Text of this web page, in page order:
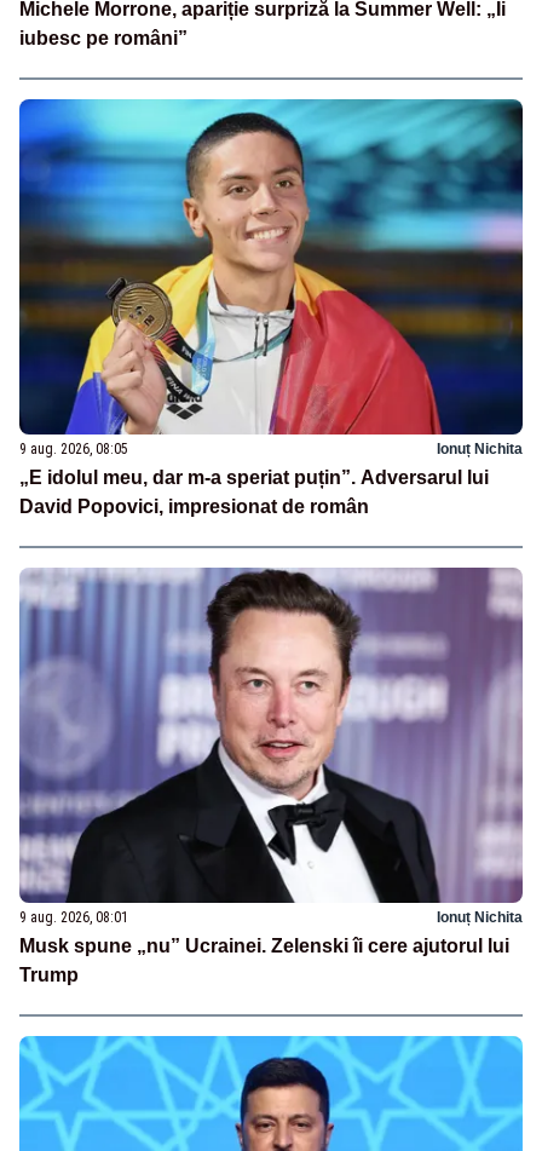
Michele Morrone, apariție surpriză la Summer Well: „Îi
iubesc pe români”
9 aug. 2026, 08:05 Ionuț Nichita
„E idolul meu, dar m-a speriat puțin”. Adversarul lui
David Popovici, impresionat de român
9 aug. 2026, 08:01 Ionuț Nichita
Musk spune „nu” Ucrainei. Zelenski îi cere ajutorul lui
Trump